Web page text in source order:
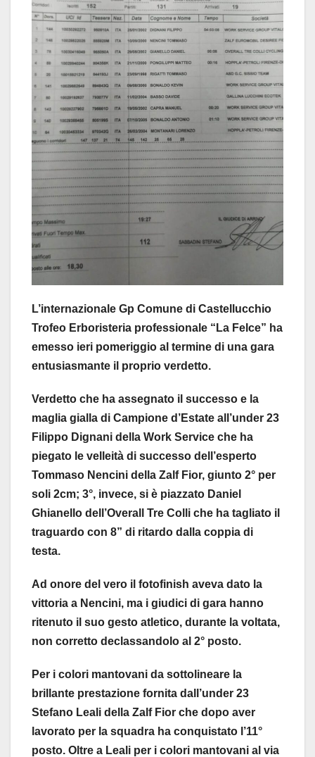
L’internazionale Gp Comune di Castellucchio
Trofeo Erboristeria professionale “La Felce” ha
emesso ieri pomeriggio al termine di una gara
entusiasmante il proprio verdetto.
Verdetto che ha assegnato il successo e la
maglia gialla di Campione d’Estate all’under 23
Filippo Dignani della Work Service che ha
piegato le velleità di successo dell’esperto
Tommaso Nencini della Zalf Fior, giunto 2° per
soli 2cm; 3°, invece, si è piazzato Daniel
Ghianello dell’Overall Tre Colli che ha tagliato il
traguardo con 8” di ritardo dalla coppia di
testa.
Ad onore del vero il fotofinish aveva dato la
vittoria a Nencini, ma i giudici di gara hanno
ritenuto il suo gesto atletico, durante la voltata,
non corretto declassandolo al 2° posto.
Per i colori mantovani da sottolineare la
brillante prestazione fornita dall’under 23
Stefano Leali della Zalf Fior che dopo aver
lavorato per la squadra ha conquistato l’11°
posto. Oltre a Leali per i colori mantovani al via